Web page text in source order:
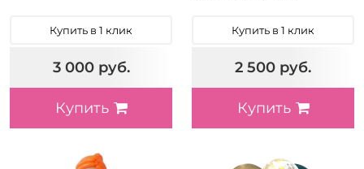
Купить в 1 клик
3 000 руб.
Купить
Купить в 1 клик
2 500 руб.
Купить